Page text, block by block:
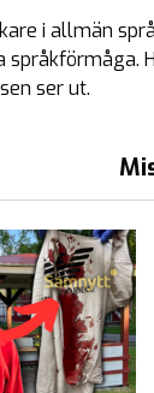
i allmän
språkförmåga.
ser ut.